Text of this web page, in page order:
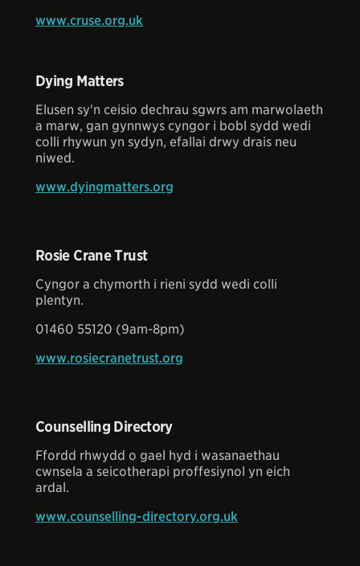
www.cruse.org.uk
Dying Matters
Elusen sy'n ceisio dechrau sgwrs am marwolaeth
a marw, gan gynnwys cyngor i bobl sydd wedi
colli rhywun yn sydyn, efallai drwy drais neu
niwed.
www.dyingmatters.org
Rosie Crane Trust
Cyngor a chymorth i rieni sydd wedi colli
plentyn.
01460 55120 (9am-8pm)
www.rosiecranetrust.org
Counselling Directory
Ffordd rhwydd o gael hyd i wasanaethau
cwnsela a seicotherapi proffesiynol yn eich
ardal.
www.counselling-directory.org.uk